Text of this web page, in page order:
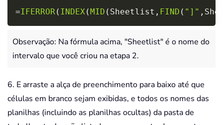
=IFERROR( INDEX( MID ( Sheetlist , FIND ( "]" ,
Copy
Observação: Na fórmula acima, "Sheetlist" é o nome do
intervalo que você criou na etapa 2.
6. E arraste a alça de preenchimento para baixo até que
células em branco sejam exibidas, e todos os nomes das
planilhas (incluindo as planilhas ocultas) da pasta de